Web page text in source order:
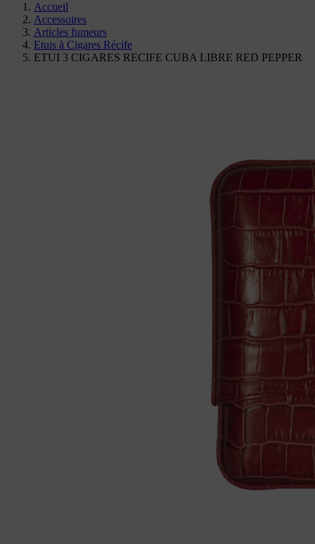
Accueil
Accessoires
Articles fumeurs
Etuis à Cigares Récife
ETUI 3 CIGARES RECIFE CUBA LIBRE RED PEPPER